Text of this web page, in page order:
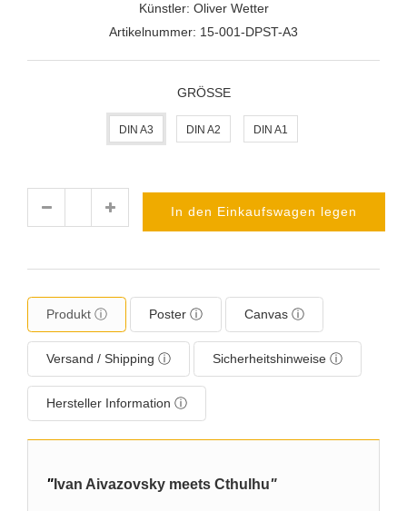
Künstler: Oliver Wetter
Artikelnummer: 15-001-DPST-A3
GRÖSSE
DIN A3 DIN A2 DIN A1
In den Einkaufswagen legen
Produkt ⓘ Poster ⓘ Canvas ⓘ
Versand / Shipping ⓘ Sicherheitshinweise ⓘ
Hersteller Information ⓘ
" Ivan Aivazovsky meets Cthulhu"